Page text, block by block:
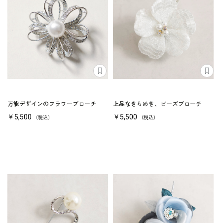
万能デザインのフラワーブローチ
￥5,500 （税込）
上品なきらめき、ビーズブローチ
￥5,500 （税込）